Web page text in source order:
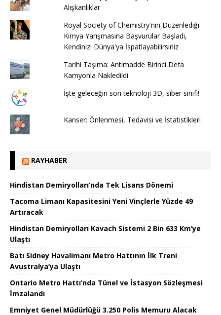
Alışkanlıklar
Royal Society of Chemistry'nin Düzenlediği
Kimya Yarışmasına Başvurular Başladı,
Kendinizi Dünya'ya İspatlayabilirsiniz
Tarihi Taşıma: Antimadde Birinci Defa
Kamyonla Nakledildi
İşte geleceğin son teknoloji 3D, siber sınıfı!
Kanser: Önlenmesi, Tedavisi ve İstatistikleri
RAYHABER
Hindistan Demiryolları’nda Tek Lisans Dönemi
Tacoma Limanı Kapasitesini Yeni Vinçlerle Yüzde 49
Artıracak
Hindistan Demiryolları Kavach Sistemi 2 Bin 633 Km’ye
Ulaştı
Batı Sidney Havalimanı Metro Hattının İlk Treni
Avustralya’ya Ulaştı
Ontario Metro Hattı’nda Tünel ve İstasyon Sözleşmesi
İmzalandı
Emniyet Genel Müdürlüğü 3.250 Polis Memuru Alacak